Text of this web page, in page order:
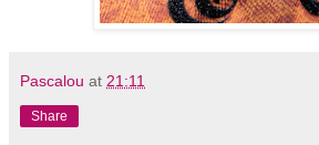
Pascalou at 21:11
Share